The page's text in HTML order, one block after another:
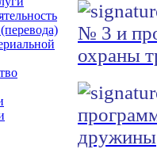
№ 3 и
охраны
дружины